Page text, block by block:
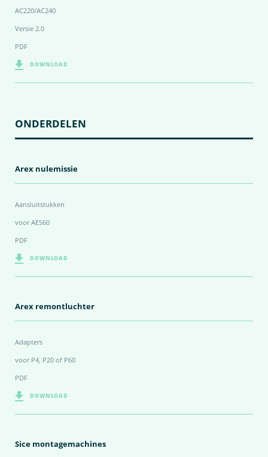
AC220/AC240
Versie 2.0
PDF
DOWNLOAD
ONDERDELEN
Arex nulemissie
Aansluitstukken
voor AES60
PDF
DOWNLOAD
Arex remontluchter
Adapters
voor P4, P20 of P60
PDF
DOWNLOAD
Sice montagemachines